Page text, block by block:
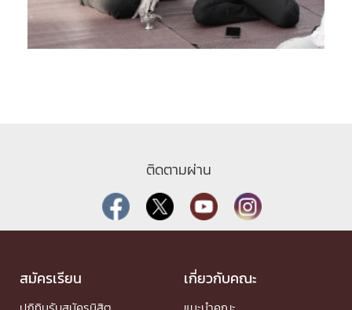
ติดตามผ่าน
สมัครเรียน เกี่ยวกับคณะ